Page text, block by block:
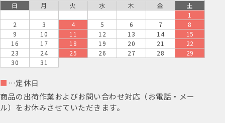
日 月 火 水 木 金
土
1
2
3 4 5 6 7
8
9
10 11 12 13 14
15
16
17 18 19 20 21
22
23
24 25 26 27 28
29
30
31
■ …定休日
商品の出荷作業およびお問い合わせ対応（お電話・メー
ル）をお休みさせていただきます。